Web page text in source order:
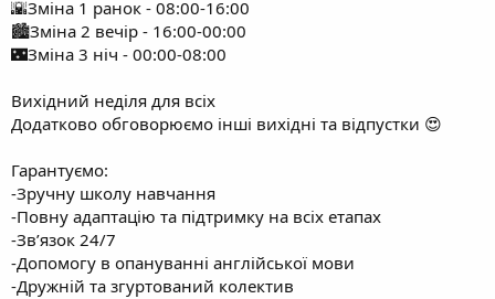
🏙️Зміна 2 вечір - 16:00-00:00
🌃Зміна 3 ніч - 00:00-08:00
Додатково обговорюємо інші вихідні та відпустки 😍
-Зручну школу навчання
-Повну адаптацію та підтримку на всіх етапах
-Звʼязок 24/7
-Допомогу в опануванні англійської мови
-Дружній та згуртований колектив
-Подарункову та бонусну системи